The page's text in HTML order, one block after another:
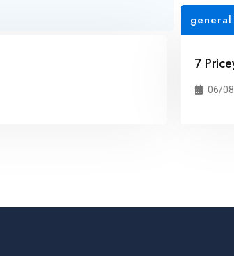
general
7
06/